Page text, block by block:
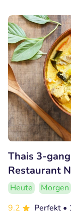
Thais 3-
Restaurant
Heute Morgen
9.2
Perfekt •